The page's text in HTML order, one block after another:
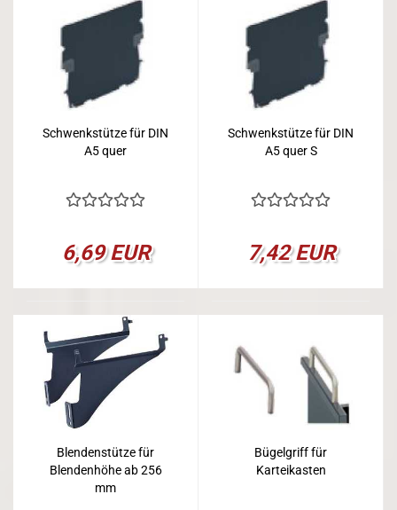
Schwenkstütze für DIN
A5 quer
6,69 EUR
Schwenkstütze für DIN
A5 quer S
7,42 EUR
Blendenstütze für
Blendenhöhe ab 256
mm
Bügelgriff für
Karteikasten